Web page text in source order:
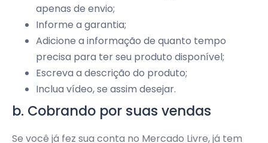
apenas de envio;
Informe a garantia;
Adicione a informação de quanto tempo
precisa para ter seu produto disponível;
Escreva a descrição do produto;
Inclua vídeo, se assim desejar.
b. Cobrando por suas vendas
Se você já fez sua conta no Mercado Livre, já tem